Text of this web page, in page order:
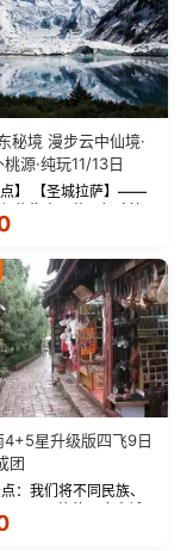
秘境 漫步云中仙境·
源·纯玩11/13日
点】 【圣城拉萨】——
与信仰去西藏，行吟拉
座城与生俱来的与众
一体的宏伟建筑，是
的古代...
4+5星升级版四飞9日
团
：我们将不同民族、
城、丽江古城、香格